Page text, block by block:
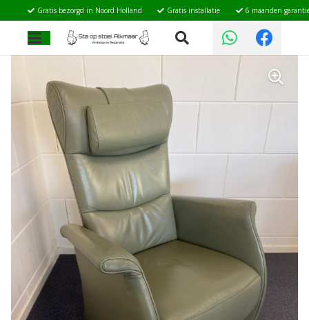
Gratis bezorgd in Noord Holland Gratis installatie 6 maanden